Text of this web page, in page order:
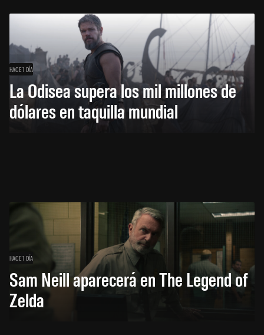
HACE 1 DÍA
La Odisea supera los mil millones de
dólares en taquilla mundial
HACE 1 DÍA
Sam Neill aparecerá en The Legend of
Zelda